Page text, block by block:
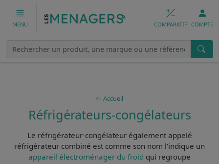
MENU COMPARATIF COMPTE
Accueil
Réfrigérateurs-congélateurs
Le réfrigérateur-congélateurégalement appelé
réfrigérateur combiné est comme son nom l'indique un
appareil électroménager du froid qui regroupe